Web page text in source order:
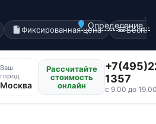
Определение...
.
Фиксированная цена
Ваш
город
Москва
Рассчитайте
стоимость
онлайн
1357
с 9.00 до